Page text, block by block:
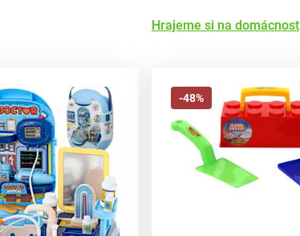
Hrajeme si na domácnost
-48%